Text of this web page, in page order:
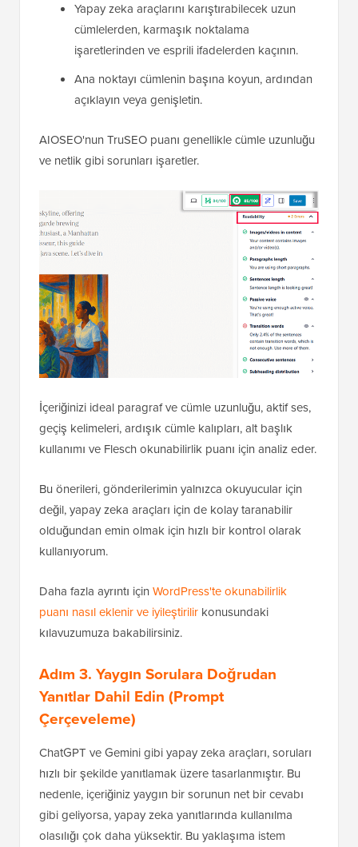
Yapay zeka araçlarını karıştırabilecek uzun
cümlelerden, karmaşık noktalama
işaretlerinden ve esprili ifadelerden kaçının.
Ana noktayı cümlenin başına koyun, ardından
açıklayın veya genişletin.
AIOSEO'nun TruSEO puanı genellikle cümle uzunluğu
ve netlik gibi sorunları işaretler.
İçeriğinizi ideal paragraf ve cümle uzunluğu, aktif ses,
geçiş kelimeleri, ardışık cümle kalıpları, alt başlık
kullanımı ve Flesch okunabilirlik puanı için analiz eder.
Bu önerileri, gönderilerimin yalnızca okuyucular için
değil, yapay zeka araçları için de kolay taranabilir
olduğundan emin olmak için hızlı bir kontrol olarak
kullanıyorum.
Daha fazla ayrıntı için WordPress'te okunabilirlik
puanı nasıl eklenir ve iyileştirilir konusundaki
kılavuzumuza bakabilirsiniz.
Adım 3. Yaygın Sorulara Doğrudan
Yanıtlar Dahil Edin (Prompt
Çerçeveleme)
ChatGPT ve Gemini gibi yapay zeka araçları, soruları
hızlı bir şekilde yanıtlamak üzere tasarlanmıştır. Bu
nedenle, içeriğiniz yaygın bir sorunun net bir cevabı
gibi geliyorsa, yapay zeka yanıtlarında kullanılma
olasılığı çok daha yüksektir. Bu yaklaşıma istem